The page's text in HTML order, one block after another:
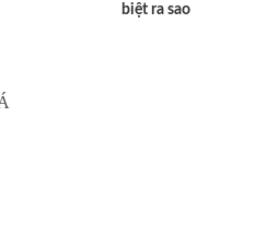
biệt ra sao